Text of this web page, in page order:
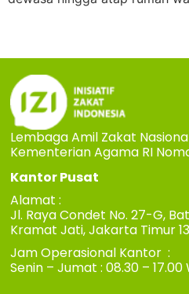
Lembaga Amil Zakat
Kementerian Agama RI
Kantor Pusat
Alamat :
Jl. Raya Condet No. 27-G,
Kramat Jati, Jakarta Timur
Jam Operasional Kantor :
Senin – Jumat : 08.30 – 17.00